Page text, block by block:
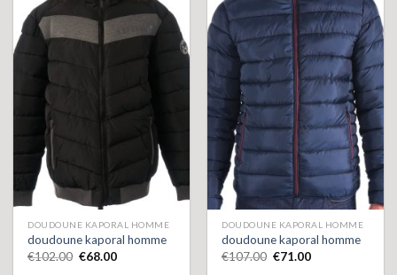
DOUDOUNE KAPORAL HOMME
doudoune kaporal homme
€102.00 €68.00
DOUDOUNE KAPORAL HOMME
doudoune kaporal homme
€107.00 €71.00